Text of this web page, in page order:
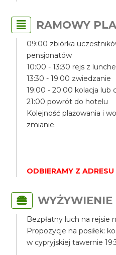
RAMOWY
09:00 zbiórka
pensjonatów
10:00 - 13:30 rejs z
13:30 - 19:00 zwiedzanie
19:00 - 20:00 kolacja lub
21:00 powrót do hotelu
Kolejność plażowania i
zmianie.
ODBIERAMY Z ADRESU
WYŻYWIENIE
Bezpłatny luch na rejsie
Propozycje na posiłek:
w cypryjskiej tawernie